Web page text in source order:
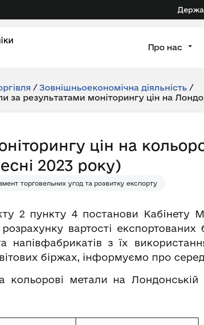
Про нас
/ Зовнішньоекономічна діяльність /
за результатами моніторингу цін на
цін на
2023 року)
торговельних угод та розвитку експорту
2 пункту 4 постанови Кабінету
вартості експортованих
напівфабрикатів з їх
біржах, інформуємо про
кольорові метали на Лондонській